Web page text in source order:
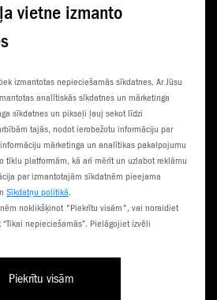
vietne izmanto
izmantotas nepieciešamās sīkdatnes. Ar Jūsu
analītiskās sīkdatnes un mārketinga
sīkdatnes un pikseļi ļauj sekot līdzi
tajās, nodot ierobežotu informāciju par
mārketinga un analītikas pakalpojumu
tīklu platformām, kā arī mērīt un uzlabot reklāmu
par izmantotajām sīkdatnēm pieejama
Sīkdatņu politikā.
noklikšķinot "Piekrītu visām", vai noraidiet
nepieciešamās”. Pielāgojiet izvēli
Piekrītu visām
ČEMPIONĀTS
3G NORIETS
TŪRISTIEM